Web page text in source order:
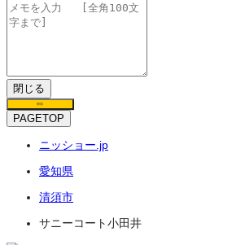
閉じる
保存
PAGETOP
ニッショー.jp
愛知県
清須市
サニーコート小田井